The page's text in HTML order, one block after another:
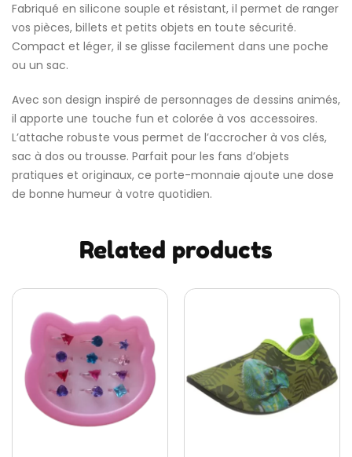
Fabriqué en silicone souple et résistant, il permet de ranger
vos pièces, billets et petits objets en toute sécurité.
Compact et léger, il se glisse facilement dans une poche
ou un sac.
Avec son design inspiré de personnages de dessins animés,
il apporte une touche fun et colorée à vos accessoires.
L’attache robuste vous permet de l’accrocher à vos clés,
sac à dos ou trousse. Parfait pour les fans d’objets
pratiques et originaux, ce porte-monnaie ajoute une dose
de bonne humeur à votre quotidien.
Related products